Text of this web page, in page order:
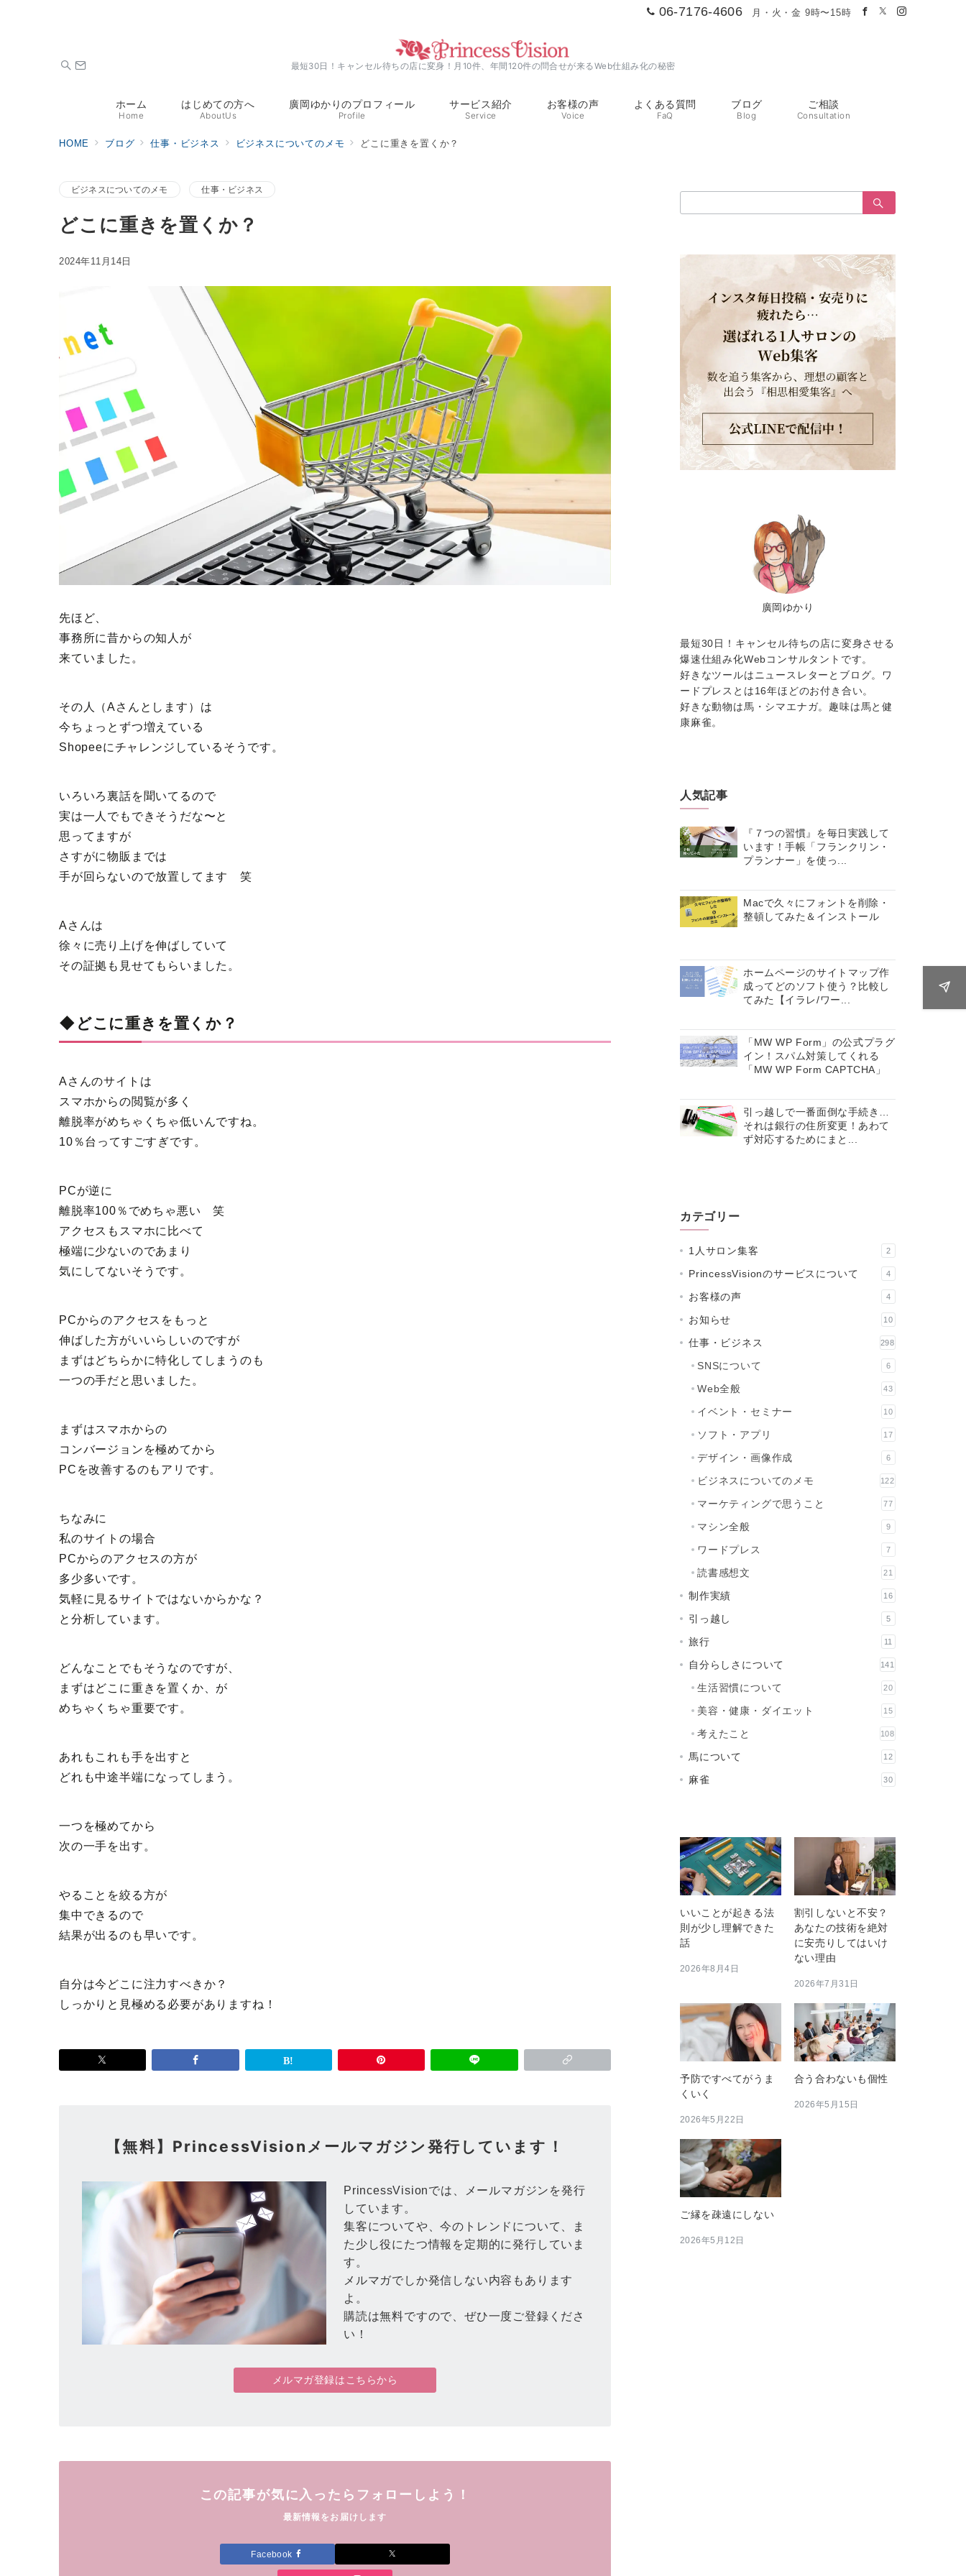
06-7176-4606 月・火・金 9時〜15時
最短30日！キャンセル待ちの店に変身！月10件、年間120件の問合せが来るWeb仕組み化の秘密
ホーム
Home
はじめての方へ
AboutUs
廣岡ゆかりのプロフィール
Profile
サービス紹介
Service
お客様の声
Voice
よくある質問
FaQ
ブログ
Blog
ご相談
Consultation
HOME ブログ 仕事・ビジネス ビジネスについてのメモ どこに重きを置くか？
ビジネスについてのメモ 仕事・ビジネス
どこに重きを置くか？
2024年11月14日
先ほど、
事務所に昔からの知人が
来ていました。
その人（Aさんとします）は
今ちょっとずつ増えている
Shopeeにチャレンジしているそうです。
いろいろ裏話を聞いてるので
実は一人でもできそうだな〜と
思ってますが
さすがに物販までは
手が回らないので放置してます 笑
Aさんは
徐々に売り上げを伸ばしていて
その証拠も見せてもらいました。
◆どこに重きを置くか？
Aさんのサイトは
スマホからの閲覧が多く
離脱率がめちゃくちゃ低いんですね。
10％台ってすごすぎです。
PCが逆に
離脱率100％でめちゃ悪い 笑
アクセスもスマホに比べて
極端に少ないのであまり
気にしてないそうです。
PCからのアクセスをもっと
伸ばした方がいいらしいのですが
まずはどちらかに特化してしまうのも
一つの手だと思いました。
まずはスマホからの
コンバージョンを極めてから
PCを改善するのもアリです。
ちなみに
私のサイトの場合
PCからのアクセスの方が
多少多いです。
気軽に見るサイトではないからかな？
と分析しています。
どんなことでもそうなのですが、
まずはどこに重きを置くか、が
めちゃくちゃ重要です。
あれもこれも手を出すと
どれも中途半端になってしまう。
一つを極めてから
次の一手を出す。
やることを絞る方が
集中できるので
結果が出るのも早いです。
自分は今どこに注力すべきか？
しっかりと見極める必要がありますね！
【無料】PrincessVisionメールマガジン発行しています！
PrincessVisionでは、メールマガジンを発行
しています。
集客についてや、今のトレンドについて、ま
た少し役にたつ情報を定期的に発行していま
す。
メルマガでしか発信しない内容もあります
よ。
購読は無料ですので、ぜひ一度ご登録くださ
い！
メルマガ登録はこちらから
この記事が気に入ったらフォローしよう！
最新情報をお届けします
Facebook
索：
廣岡ゆかり
最短30日！キャンセル待ちの店に変身させる
爆速仕組み化Webコンサルタントです。
好きなツールはニュースレターとブログ。ワ
ードプレスとは16年ほどのお付き合い。
好きな動物は馬・シマエナガ。趣味は馬と健
康麻雀。
人気記事
『７つの習慣』を毎日実践して
います！手帳「フランクリン・
プランナー」を使っ...
Macで久々にフォントを削除・
整頓してみた＆インストール
ホームページのサイトマップ作
成ってどのソフト使う？比較し
てみた【イラレ/ワー...
「MW WP Form」の公式プラグ
イン！スパム対策してくれる
「MW WP Form CAPTCHA」
引っ越しで一番面倒な手続き…
それは銀行の住所変更！あわて
ず対応するためにまと...
カテゴリー
1人サロン集客 2
PrincessVisionのサービスについて 4
お客様の声 4
お知らせ 10
仕事・ビジネス 298
SNSについて 6
Web全般 43
イベント・セミナー 10
ソフト・アプリ 17
デザイン・画像作成 6
ビジネスについてのメモ 122
マーケティングで思うこと 77
マシン全般 9
ワードプレス 7
読書感想文 21
制作実績 16
引っ越し 5
旅行 11
自分らしさについて 141
生活習慣について 20
美容・健康・ダイエット 15
考えたこと 108
馬について 12
麻雀 30
いいことが起きる法
則が少し理解できた
話
2026年8月4日
割引しないと不安？
あなたの技術を絶対
に安売りしてはいけ
ない理由
2026年7月31日
予防ですべてがうま
くいく
2026年5月22日
合う合わないも個性
2026年5月15日
ご縁を疎遠にしない
2026年5月12日